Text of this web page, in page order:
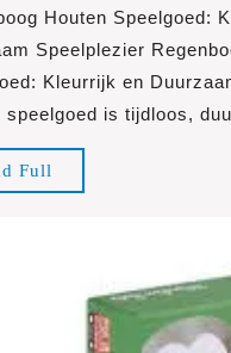
Regenboog
Houten
Speelgoed
voor
Houten Speelgoed:
Speelplezier
Kleurrijk en
speelgoed is tijdloos,
Full
Full